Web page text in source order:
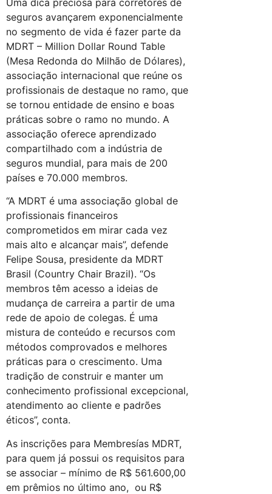
Uma dica preciosa para corretores de
seguros avançarem exponencialmente
no segmento de vida é fazer parte da
MDRT – Million Dollar Round Table
(Mesa Redonda do Milhão de Dólares),
associação internacional que reúne os
profissionais de destaque no ramo, que
se tornou entidade de ensino e boas
práticas sobre o ramo no mundo. A
associação oferece aprendizado
compartilhado com a indústria de
seguros mundial, para mais de 200
países e 70.000 membros.
“A MDRT é uma associação global de
profissionais financeiros
comprometidos em mirar cada vez
mais alto e alcançar mais”, defende
Felipe Sousa, presidente da MDRT
Brasil (Country Chair Brazil). “Os
membros têm acesso a ideias de
mudança de carreira a partir de uma
rede de apoio de colegas. É uma
mistura de conteúdo e recursos com
métodos comprovados e melhores
práticas para o crescimento. Uma
tradição de construir e manter um
conhecimento profissional excepcional,
atendimento ao cliente e padrões
éticos”, conta.
As inscrições para Membresías MDRT,
para quem já possui os requisitos para
se associar – mínimo de R$ 561.600,00
em prêmios no último ano, ou R$